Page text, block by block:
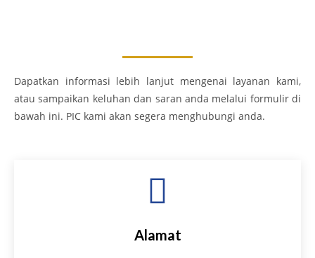
Dapatkan informasi lebih lanjut mengenai layanan kami,
atau sampaikan keluhan dan saran anda melalui formulir di
bawah ini. PIC kami akan segera menghubungi anda.
Alamat